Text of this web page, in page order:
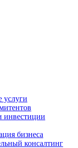
услуги
бизнеса
консалтинг